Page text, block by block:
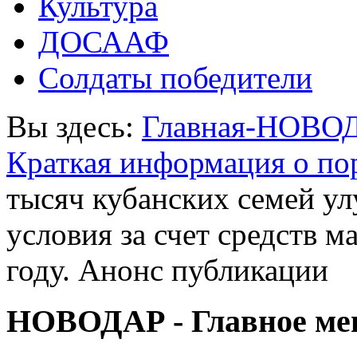
ДОСААФ
Солдаты победители
Вы здесь: Главная-
Краткая информация о
тысяч кубанских семей
условия за счет средств
году. Анонс публикации
НОВОДАР - Главное